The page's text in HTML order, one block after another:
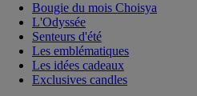
Bougie du mois Choisya
L'Odyssée
Senteurs d'été
Les emblématiques
Les idées cadeaux
Exclusives candles